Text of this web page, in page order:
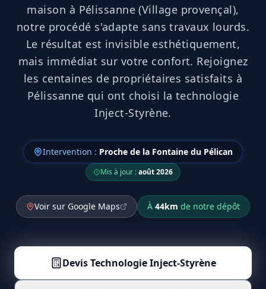
maison à Pélissanne (Village provençal),
notre procédé s'adapte sans travaux lourds.
Le résultat est invisible esthétiquement,
mais immédiat sur votre confort. Rejoignez
les centaines de propriétaires satisfaits à
Pélissanne qui ont choisi la technologie
Inject-Styrène.
Intervention : Proche de la Fontaine du Pélican
Mis à jour :août 2026
Voir sur Google Maps À 44km de notre dépôt
DevisTechnologie Inject-Styrène